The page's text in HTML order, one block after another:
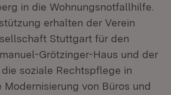
in die Wohnungsnotfallhilfe.
erhalten der Verein
Stuttgart für den
Grötzinger-Haus und der
soziale Rechtspflege in
Modernisierung von Büros und